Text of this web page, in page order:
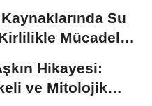
Su
Mücadele:
Hikayesi:
ve Mitolojik